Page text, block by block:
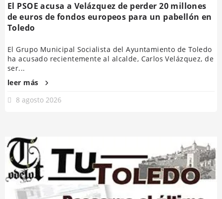
El PSOE acusa a Velázquez de perder 20 millones
de euros de fondos europeos para un pabellón en
Toledo
El Grupo Municipal Socialista del Ayuntamiento de Toledo
ha acusado recientemente al alcalde, Carlos Velázquez, de
ser...
leer más
8 agosto 2026